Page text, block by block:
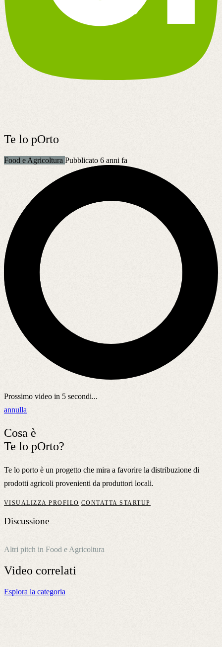
Te lo pOrto
Food e Agricoltura Pubblicato 6 anni fa
Prossimo video in 5 secondi...
annulla
Cosa è
Te lo pOrto?
Te lo porto è un progetto che mira a favorire la distribuzione di
prodotti agricoli provenienti da produttori locali.
VISUALIZZA PROFILO CONTATTA STARTUP
Discussione
Altri pitch in Food e Agricoltura
Video correlati
Esplora la categoria